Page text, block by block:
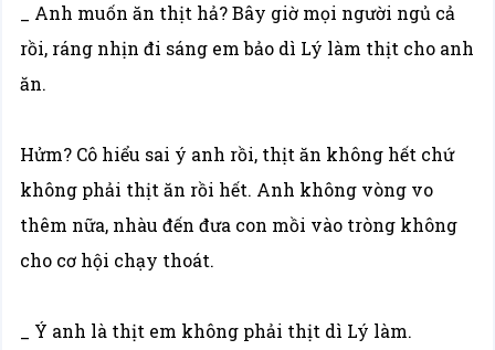
_ Anh muốn ăn thịt hả? Bây giờ mọi người ngủ cả
rồi, ráng nhịn đi sáng em bảo dì Lý làm thịt cho anh
ăn.
Hửm? Cô hiểu sai ý anh rồi, thịt ăn không hết chứ
không phải thịt ăn rồi hết. Anh không vòng vo
thêm nữa, nhàu đến đưa con mồi vào tròng không
cho cơ hội chạy thoát.
_ Ý anh là thịt em không phải thịt dì Lý làm.